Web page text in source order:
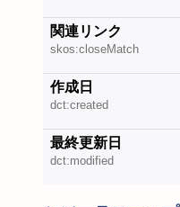
関連リンク
skos:closeMatch
作成日
dct:created
最終更新日
dct:modified